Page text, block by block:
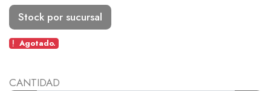
Stock por sucursal
Agotado.
CANTIDAD